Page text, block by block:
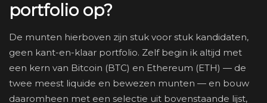
portfolio op?
De munten hierboven zijn stuk voor stuk kandidaten,
geen kant-en-klaar portfolio. Zelf begin ik altijd met
een kern van Bitcoin (BTC) en Ethereum (ETH) — de
twee meest liquide en bewezen munten — en bouw
daaromheen met een selectie uit bovenstaande lijst,